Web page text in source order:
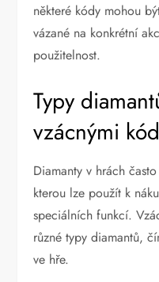
některé kódy mohou
vázané na konkrétní
použitelnost.
Typy
vzácnými
Diamanty v hrách
kterou lze použít k
speciálních funkcí.
různé typy diamantů,
ve hře.